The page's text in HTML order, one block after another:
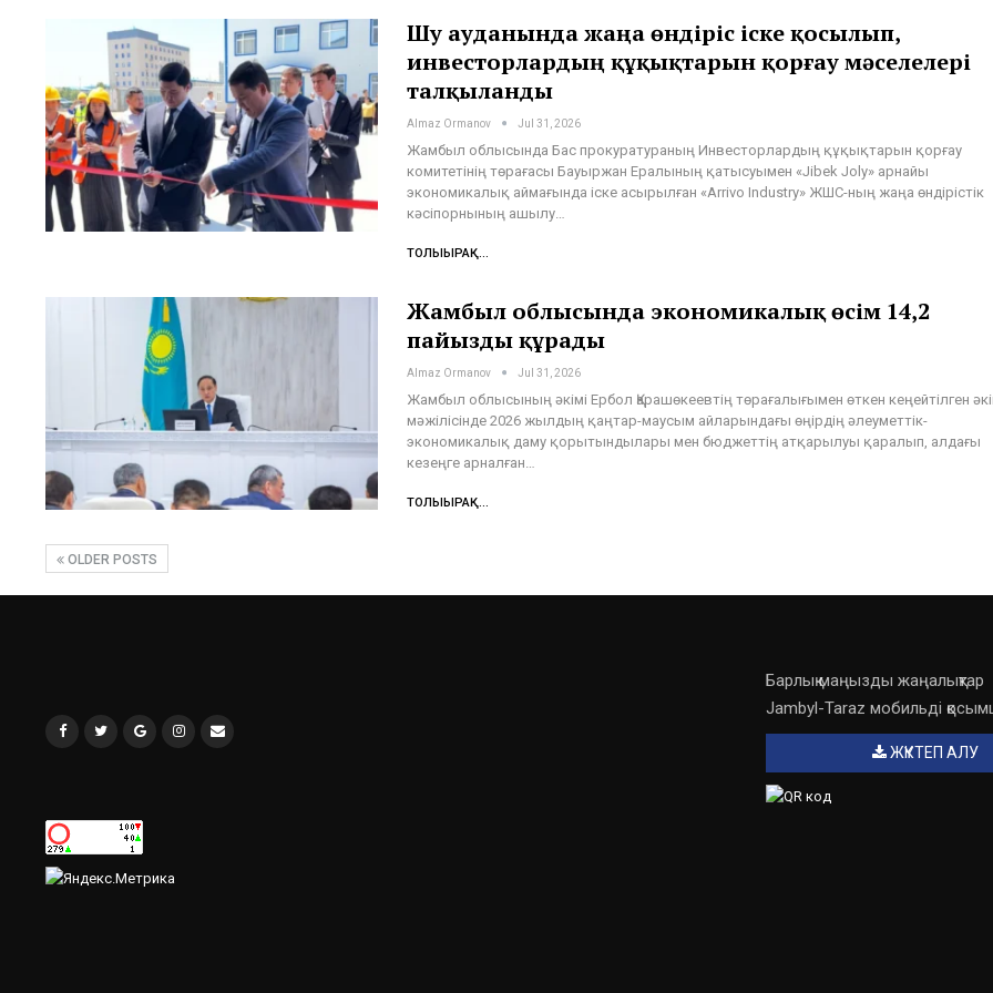
Шу ауданында жаңа өндіріс іске қосылып,
инвесторлардың құқықтарын қорғау мәселелері
талқыланды
Almaz Ormanov Jul 31, 2026
Жамбыл облысында Бас прокуратураның Инвесторлардың құқықтарын қорғау
комитетінің төрағасы Бауыржан Ералының қатысуымен «Jibek Joly» арнайы
экономикалық аймағында іске асырылған «Arrivo Industry» ЖШС-ның жаңа өндірістік
кәсіпорнының ашылу…
ТОЛЫҒЫРАҚ...
Жамбыл облысында экономикалық өсім 14,2
пайызды құрады
Almaz Ormanov Jul 31, 2026
Жамбыл облысының әкімі Ербол Қарашөкеевтің төрағалығымен өткен кеңейтілген
мәжілісінде 2026 жылдың қаңтар-маусым айларындағы өңірдің әлеуметтік-
экономикалық даму қорытындылары мен бюджеттің атқарылуы қаралып, алдағы
кезеңге арналған…
ТОЛЫҒЫРАҚ...
OLDER POSTS
Барлық маңызды жаңалықтар
Jambyl-Taraz мобильді
ЖҮКТЕП АЛУ